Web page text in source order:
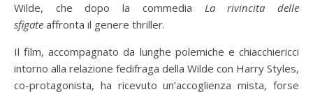
Wilde, che dopo la commedia La rivincita delle
sfigate affronta il genere thriller.
Il film, accompagnato da lunghe polemiche e chiacchiericci
intorno alla relazione fedifraga della Wilde con Harry Styles,
co-protagonista, ha ricevuto un’accoglienza mista, forse